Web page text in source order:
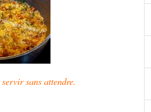
sans attendre.